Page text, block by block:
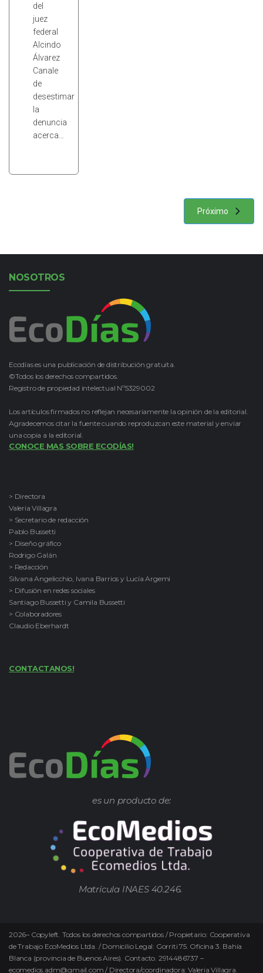
del
juez
federal
Alcindo
Álvarez
Canale
de
desestimar
la
denuncia
acerca…
Próximo
NOSOTROS
Ecodías es una publicación de distribución gratuita.
©Todos los derechos compartidos.
Registro de propiedad intelectual Nº5329002
Los artículos firmados no reflejan necesariamente la opinión de la editorial.
Agradecemos citar la fuente cuando reproduzcan este material y enviar
una copia a la editorial.
CONOCE MAS SOBRE ECODÍAS!
> Directora
Valeria Villagra
> Secretario de redacción
Pablo Bussetti
> Diseño gráfico
Rodrigo Galán
> Redacción
Silvana Angelicchio, Ivana Barrios y Lucía Argemi
> Difusión en redes sociales
Santiago Bussetti y Camila Bussetti
> Colaboradores
Claudio Eberhardt
CONTACTANOS!
es un producto de:
Matrícula INAES 40.246.
2026– Copyleft. Todos los derechos compartidos / Propietario: Cooperativa
de Trabajo EcoMedios Ltda. / Domicilio Legal: Gorriti 75. Oficina 3. Bahía
Blanca (provincia de Buenos Aires). Contacto. 2914486737 –
ecomedios.adm@gmail.com / Directora/coordinadora: Valeria Villagra.